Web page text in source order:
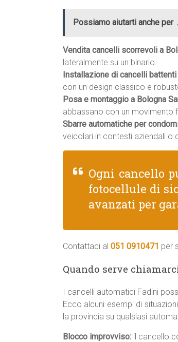
Possiamo aiutarti anche per
Vendita cancelli scorrevoli a
lateralmente su un binario.
Installazione di cancelli
con un design classico e
Posa e montaggio a Bologna
abbassano con un movimento
Sbarre automatiche per
veicolari in contesti aziendali o
Ogni cancello
fotocellule di
avanzati per
Contattaci al 051 0910471 per
Quando serve
I cancelli automatici Fadini
Ecco alcuni esempi di
la provincia su qualsiasi
Blocco improvviso: il cancello